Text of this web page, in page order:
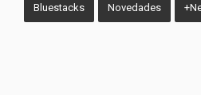
Bluestacks Novedades